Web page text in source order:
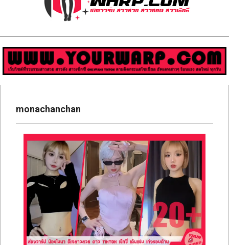
ส่อง
วาร์
ป
สวย
มีชื่อ
เสียง
คน
ดัง
คน
กระแส
เซ็กซี่
monachanchan